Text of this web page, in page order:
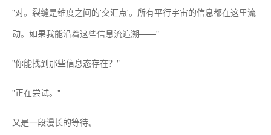
"对。裂缝是维度之间的'交汇点'。所有平行宇宙的信息都在这里流
动。如果我能沿着这些信息流追溯——"
"你能找到那些信息态存在？"
"正在尝试。"
又是一段漫长的等待。